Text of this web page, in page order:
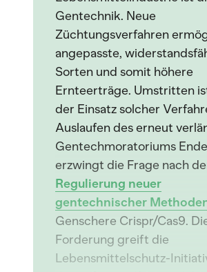
Gentechnik. Neue
Züchtungsverfahren
angepasste,
Sorten und somit höhere
Ernteerträge. Umstritten
der Einsatz solcher
Auslaufen des erneut
Gentechmoratoriums
erzwingt die Frage nach
Regulierung neuer
gentechnischer
Genschere Crispr/Cas9.
Forderung greift die
Lebensmittelschutz-